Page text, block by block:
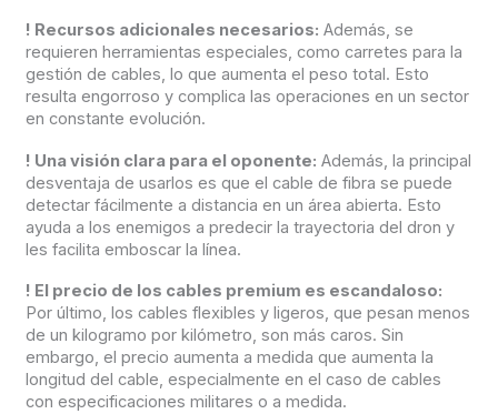
! Recursos adicionales necesarios: Además, se
requieren herramientas especiales, como carretes para la
gestión de cables, lo que aumenta el peso total. Esto
resulta engorroso y complica las operaciones en un sector
en constante evolución.
! Una visión clara para el oponente: Además, la principal
desventaja de usarlos es que el cable de fibra se puede
detectar fácilmente a distancia en un área abierta. Esto
ayuda a los enemigos a predecir la trayectoria del dron y
les facilita emboscar la línea.
! El precio de los cables premium es escandaloso:
Por último, los cables flexibles y ligeros, que pesan menos
de un kilogramo por kilómetro, son más caros. Sin
embargo, el precio aumenta a medida que aumenta la
longitud del cable, especialmente en el caso de cables
con especificaciones militares o a medida.